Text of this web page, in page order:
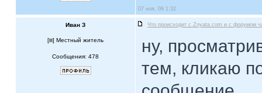
07 ноя, 09 1:32
Иван З Что происходит с Znyata.com и с форумом
[ ] Местный житель
Сообщения: 478
ну,
тем, кликаю